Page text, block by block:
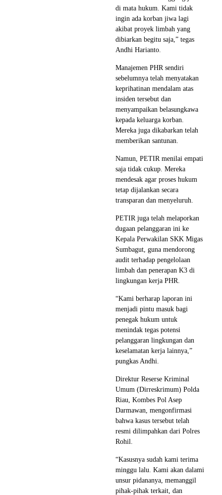
di mata hukum. Kami tidak
ingin ada korban jiwa lagi
akibat proyek limbah yang
dibiarkan begitu saja,” tegas
Andhi Harianto.
Manajemen PHR sendiri
sebelumnya telah menyatakan
keprihatinan mendalam atas
insiden tersebut dan
menyampaikan belasungkawa
kepada keluarga korban.
Mereka juga dikabarkan telah
memberikan santunan.
Namun, PETIR menilai empati
saja tidak cukup. Mereka
mendesak agar proses hukum
tetap dijalankan secara
transparan dan menyeluruh.
PETIR juga telah melaporkan
dugaan pelanggaran ini ke
Kepala Perwakilan SKK Migas
Sumbagut, guna mendorong
audit terhadap pengelolaan
limbah dan penerapan K3 di
lingkungan kerja PHR.
“Kami berharap laporan ini
menjadi pintu masuk bagi
penegak hukum untuk
menindak tegas potensi
pelanggaran lingkungan dan
keselamatan kerja lainnya,”
pungkas Andhi.
Direktur Reserse Kriminal
Umum (Dirreskrimum) Polda
Riau, Kombes Pol Asep
Darmawan, mengonfirmasi
bahwa kasus tersebut telah
resmi dilimpahkan dari Polres
Rohil.
“Kasusnya sudah kami terima
minggu lalu. Kami akan dalami
unsur pidananya, memanggil
pihak-pihak terkait, dan